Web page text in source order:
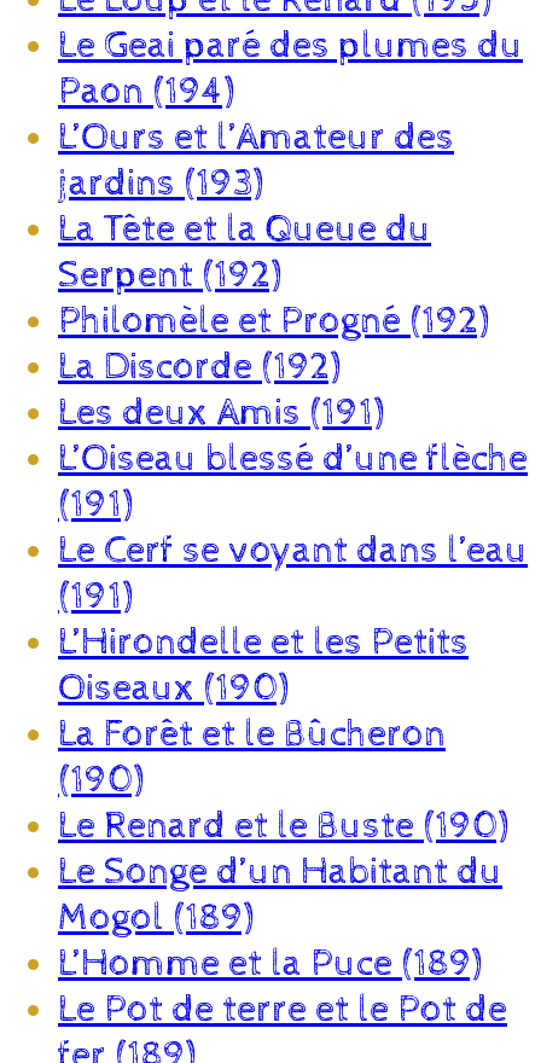
Le Geai paré des plumes du
Paon (194)
L’Ours et l’Amateur des
jardins (193)
La Tête et la Queue du
Serpent (192)
Philomèle et Progné (192)
La Discorde (192)
Les deux Amis (191)
L’Oiseau blessé d’une flèche
(191)
Le Cerf se voyant dans l’eau
(191)
L’Hirondelle et les Petits
Oiseaux (190)
La Forêt et le Bûcheron
(190)
Le Renard et le Buste (190)
Le Songe d’un Habitant du
Mogol (189)
L’Homme et la Puce (189)
Le Pot de terre et le Pot de